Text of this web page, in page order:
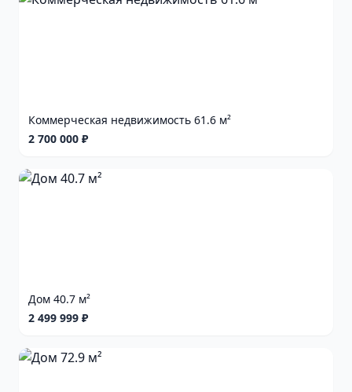
Коммерческая недвижимость 61.6 м²
2 700 000 ₽
Дом 40.7 м²
2 499 999 ₽